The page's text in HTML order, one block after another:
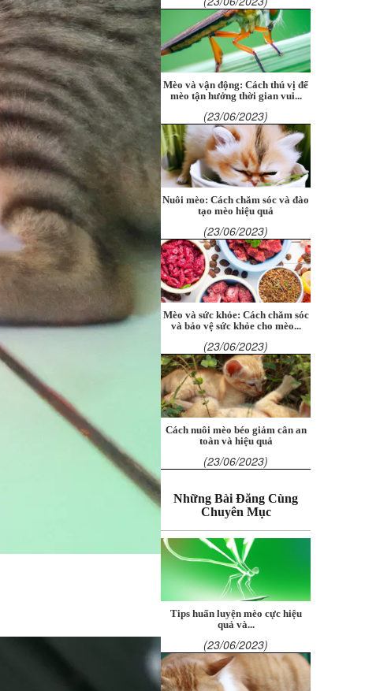
Mèo và vận động: Cách thú vị để
mèo tận hưởng thời gian vui...
(23/06/2023)
Nuôi mèo: Cách chăm sóc và đào
tạo mèo hiệu quả
(23/06/2023)
Mèo và sức khỏe: Cách chăm sóc
và bảo vệ sức khỏe cho mèo...
(23/06/2023)
Cách nuôi mèo béo giảm cân an
toàn và hiệu quả
(23/06/2023)
Những Bài Đăng Cùng
Chuyên Mục
Tips huấn luyện mèo cực hiệu
quả và...
(23/06/2023)